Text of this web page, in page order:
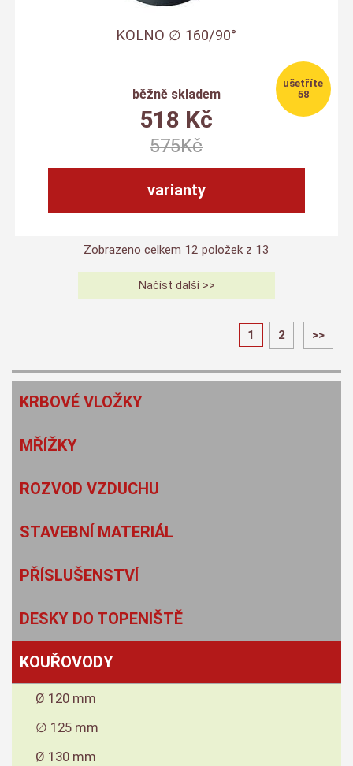
KOLNO ∅ 160/90°
běžně skladem
varianty
518 Kč
58
575Kč
Zobrazeno celkem 12 položek z 13
1 2 >>
KRBOVÉ VLOŽKY
MŘÍŽKY
ROZVOD VZDUCHU
STAVEBNÍ MATERIÁL
PŘÍSLUŠENSTVÍ
DESKY DO TOPENIŠTĚ
KOUŘOVODY
Ø 120 mm
∅ 125 mm
Ø 130 mm